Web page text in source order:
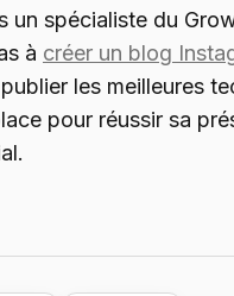
un spécialiste du
à créer un blog
les meilleures
pour réussir sa